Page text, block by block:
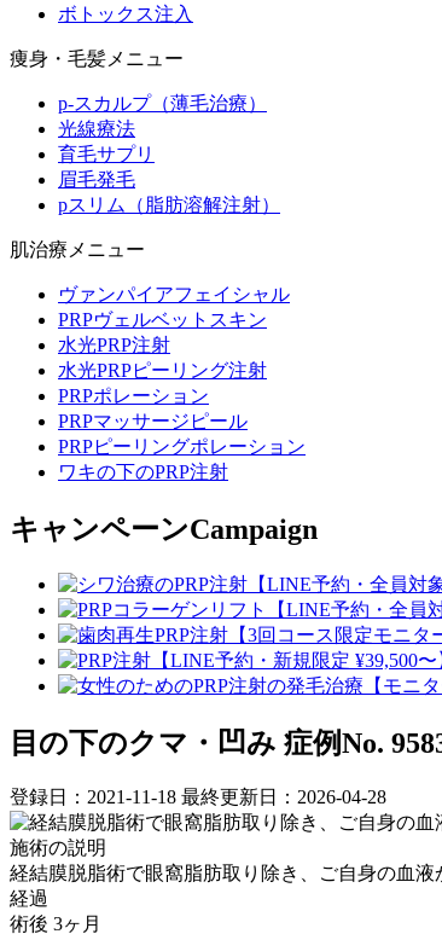
ボトックス注入
痩身・毛髪メニュー
p-スカルプ（薄毛治療）
光線療法
育毛サプリ
眉毛発毛
pスリム（脂肪溶解注射）
肌治療メニュー
ヴァンパイアフェイシャル
PRPヴェルベットスキン
水光PRP注射
水光PRPピーリング注射
PRPポレーション
PRPマッサージピール
PRPピーリングポレーション
ワキの下のPRP注射
キャンペーンCampaign
目の下のクマ・凹み 症例No.
登録日：2021-11-18 最終更新日：2026-04-28
施術の説明
経結膜脱脂術で眼窩脂肪取り除き、ご自身の血
経過
術後 3ヶ月